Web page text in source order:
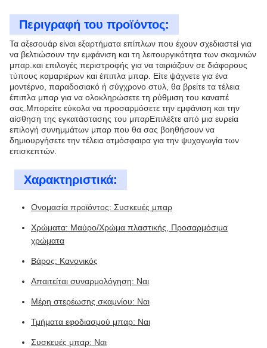
Περιγραφή του προϊόντος:
Τα αξεσουάρ είναι εξαρτήματα επίπλων που έχουν σχεδιαστεί για
να βελτιώσουν την εμφάνιση και τη λειτουργικότητα των σκαμνιών
μπαρ.και επιλογές περιστροφής για να ταιριάζουν σε διάφορους
τύπους καμαριέρων και έπιπλα μπαρ. Είτε ψάχνετε για ένα
μοντέρνο, παραδοσιακό ή σύγχρονο στυλ, θα βρείτε τα τέλεια
έπιπλα μπαρ για να ολοκληρώσετε τη ρύθμιση του καναπέ
σας.Μπορείτε εύκολα να προσαρμόσετε την εμφάνιση και την
αίσθηση της εγκατάστασης του μπαρΕπιλέξτε από μια ευρεία
επιλογή συνημμάτων μπαρ που θα σας βοηθήσουν να
δημιουργήσετε την τέλεια ατμόσφαιρα για την ψυχαγωγία των
επισκεπτών.
Χαρακτηριστικά:
Ονομασία προϊόντος: Συσκευές μπαρ
Χρώματα: Μαύρο/Χρώμα πλαστικής, Προσαρμόσιμα
χρώματα
Βάρος: Κανονικός
Απαιτείται συναρμολόγηση: Ναι
Μέρη στερέωσης σκαμνίου: Ναι
Τμήματα εφοδιασμού μπαρ: Ναι
Συσκευές μπαρ: Ναι